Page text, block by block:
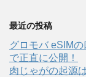
最近の投稿
グロモバ eSIM
で正直に公開！
肉じゃがの起源